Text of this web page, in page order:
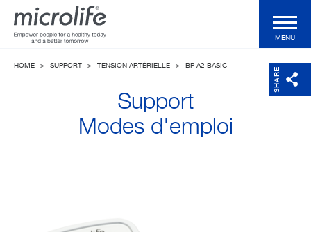
Produits professionnels
MENU
SHARE
HOME > SUPPORT > TENSION ARTÉRIELLE > BP A2 BASIC
Support
Modes d'emploi